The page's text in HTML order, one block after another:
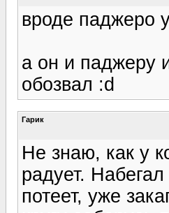
вроде паджеро
а он и паджеру
обозвал :d
Гарик
Не знаю, как у
радует.
потеет, уже